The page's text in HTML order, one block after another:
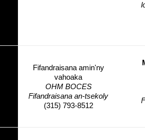
Fifandraisana amin'ny
vahoaka
OHM BOCES
Fifandraisana an-tsekoly
(315) 793-8512